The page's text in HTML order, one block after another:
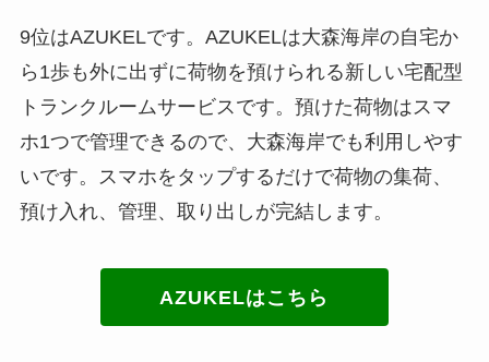
9位はAZUKELです。AZUKELは大森海岸の自宅か
ら1歩も外に出ずに荷物を預けられる新しい宅配型
トランクルームサービスです。預けた荷物はスマ
ホ1つで管理できるので、大森海岸でも利用しやす
いです。スマホをタップするだけで荷物の集荷、
預け入れ、管理、取り出しが完結します。
AZUKELはこちら